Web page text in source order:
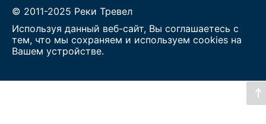
© 2011-2025 Реки Тревел
Используя данный веб-сайт, Вы соглашаетесь с
тем, что мы сохраняем и используем cookies на
Вашем устройстве.